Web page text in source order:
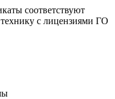
соответствуют
с лицензиями ГО